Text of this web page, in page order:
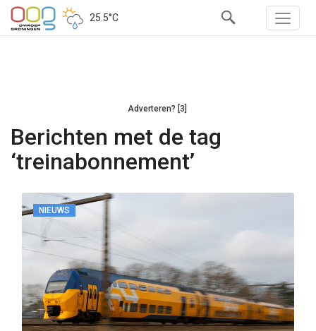
25.5°C
Adverteren? [3]
Berichten met de tag
‘treinabonnement’
NIEUWS